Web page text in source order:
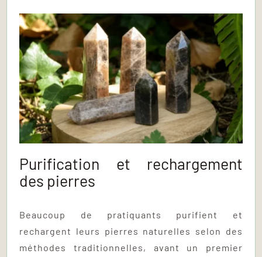
Purification et rechargement
des pierres
Beaucoup de pratiquants purifient et
rechargent leurs pierres naturelles selon des
méthodes traditionnelles, avant un premier